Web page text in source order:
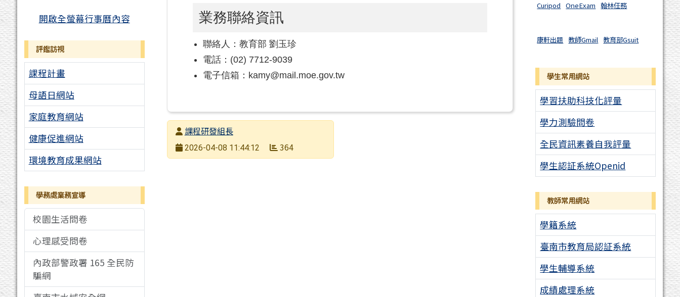
開啟全螢幕行事曆內容
評鑑訪視
課程計畫
母語日網站
家庭教育網站
健康促進網站
環境教育成果網站
學務處業務宣導
校園生活問卷
心理感受問卷
內政部警政署 165 全民防
騙網
業務聯絡資訊
聯絡人：教育部 劉玉珍
電話：(02) 7712-9039
電子信箱：kamy@mail.moe.gov.tw
發布者課程研發組長
發布日期
2026-04-08 11:44:12 364
Curipod OneExam 翰林任務
康軒出題 教師Gmail 教育部Gsuit
學生常用網站
學習扶助科技化評量
學力測驗問卷
全民資訊素養自我評量
學生認証系統Openid
教師常用網站
學籍系統
臺南市教育局認証系統
學生輔導系統
成績處理系統